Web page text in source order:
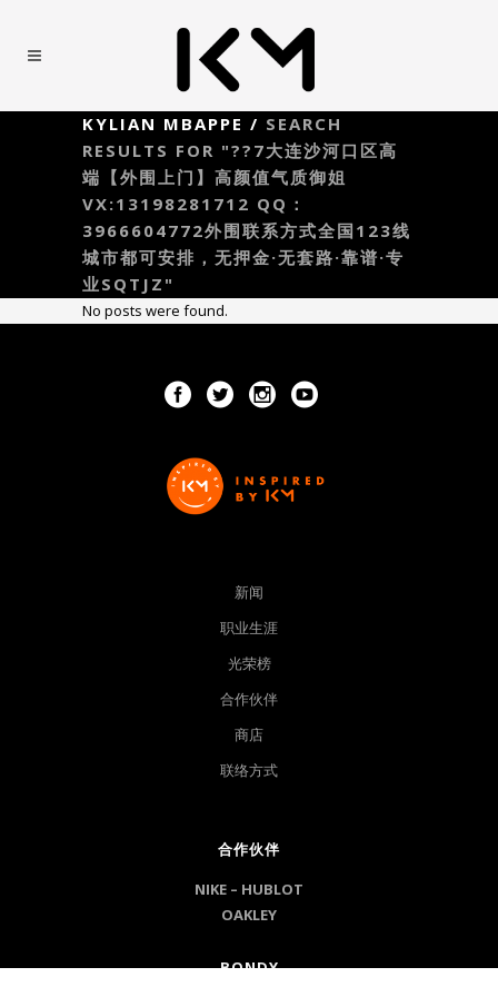
KYLIAN MBAPPE / SEARCH
RESULTS FOR "??7大连沙河口区高
端【外围上门】高颜值气质御姐
VX:13198281712 QQ：
3966604772外围联系方式全国123线
城市都可安排，无押金·无套路·靠谱·专
业SQTJZ"
No posts were found.
新闻
职业生涯
光荣榜
合作伙伴
商店
联络方式
合作伙伴
NIKE – HUBLOT
OAKLEY
BONDY